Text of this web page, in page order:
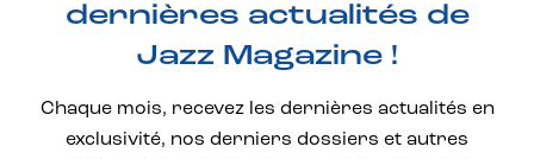
dernières actualités de
Jazz Magazine !
Chaque mois, recevez les dernières actualités en
exclusivité, nos derniers dossiers et autres